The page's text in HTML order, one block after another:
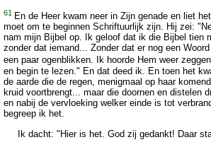
61 En de Heer kwam neer in Zijn genade en liet
moet om te beginnen Schriftuurlijk zijn. Hij zei:
nam mijn Bijbel op. Ik geloof dat ik die Bijbel tien
zonder dat iemand... Zonder dat er nog een
een paar ogenblikken. Ik hoorde Hem weer
en begin te lezen." En dat deed ik. En toen het
de aarde die de regen, menigmaal op haar
kruid voortbrengt... maar die doornen en distelen
en nabij de vervloeking welker einde is tot
begreep ik het.
Ik dacht: "Hier is het. God zij gedankt! Daar